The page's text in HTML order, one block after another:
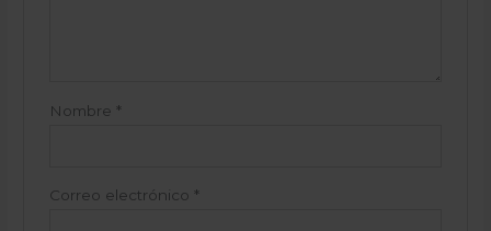
Nombre *
Correo electrónico *